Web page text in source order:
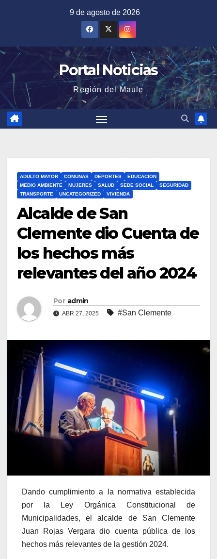
9 de agosto de 2026
Portal Noticias
Región del Maule
ADULTO MAYOR COMUNAS DEPORTES
EDUCACION
MEDIO AMBIENTE
MUJERES SALUD SEDE SOCIAL
SEGURIDAD
TRANSPORTE
UNCATEGORIZED VIVIENDA
Alcalde de San
Clemente dio Cuenta de
los hechos más
relevantes del año 2024
Por admin
ABR 27, 2025 #San Clemente
Dando cumplimiento a la normativa establecida
por la Ley Orgánica Constitucional de
Municipalidades, el alcalde de San Clemente
Juan Rojas Vergara dio cuenta pública de los
hechos más relevantes de la gestión 2024.